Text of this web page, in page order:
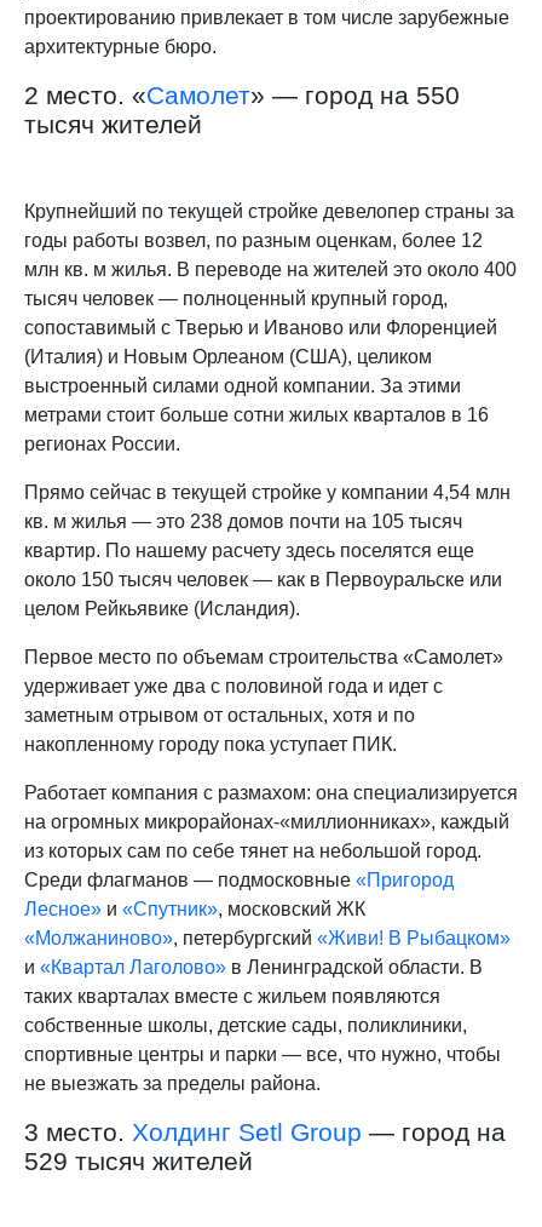
проектированию привлекает в том числе зарубежные
архитектурные бюро.
2 место. «Самолет» — город на 550
тысяч жителей
Крупнейший по текущей стройке девелопер страны за
годы работы возвел, по разным оценкам, более 12
млн кв. м жилья. В переводе на жителей это около 400
тысяч человек — полноценный крупный город,
сопоставимый с Тверью и Иваново или Флоренцией
(Италия) и Новым Орлеаном (США), целиком
выстроенный силами одной компании. За этими
метрами стоит больше сотни жилых кварталов в 16
регионах России.
Прямо сейчас в текущей стройке у компании 4,54 млн
кв. м жилья — это 238 домов почти на 105 тысяч
квартир. По нашему расчету здесь поселятся еще
около 150 тысяч человек — как в Первоуральске или
целом Рейкьявике (Исландия).
Первое место по объемам строительства «Самолет»
удерживает уже два с половиной года и идет с
заметным отрывом от остальных, хотя и по
накопленному городу пока уступает ПИК.
Работает компания с размахом: она специализируется
на огромных микрорайонах-«миллионниках», каждый
из которых сам по себе тянет на небольшой город.
Среди флагманов — подмосковные «Пригород
Лесное» и «Спутник», московский ЖК
«Молжаниново», петербургский «Живи! В Рыбацком»
и «Квартал Лаголово» в Ленинградской области. В
таких кварталах вместе с жильем появляются
собственные школы, детские сады, поликлиники,
спортивные центры и парки — все, что нужно, чтобы
не выезжать за пределы района.
3 место. Холдинг Setl Group — город на
529 тысяч жителей